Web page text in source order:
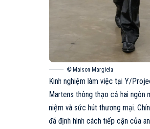
© Maison Margiela
Kinh nghiệm làm việc tại Y/
Martens thông thạo cả hai ngôn
niệm và sức hút thương mại.
đã định hình cách tiếp cận của